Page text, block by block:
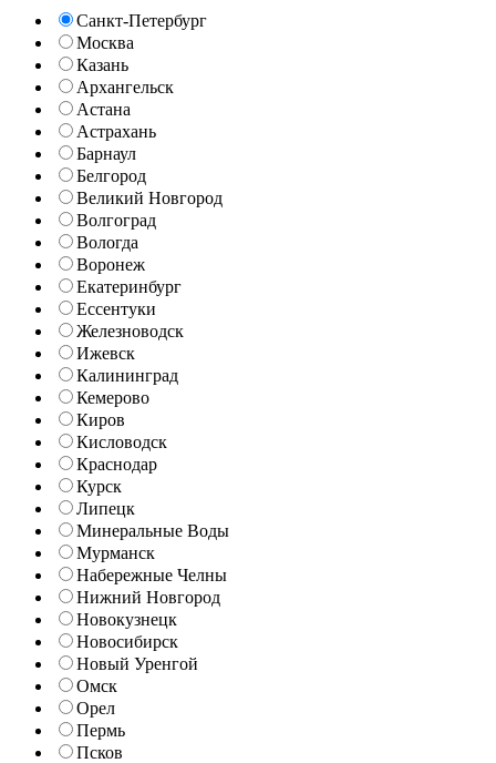
Санкт-Петербург
Москва
Казань
Архангельск
Астана
Астрахань
Барнаул
Белгород
Великий Новгород
Волгоград
Вологда
Воронеж
Екатеринбург
Ессентуки
Железноводск
Ижевск
Калининград
Кемерово
Киров
Кисловодск
Краснодар
Курск
Липецк
Минеральные Воды
Мурманск
Набережные Челны
Нижний Новгород
Новокузнецк
Новосибирск
Новый Уренгой
Омск
Орел
Пермь
Псков